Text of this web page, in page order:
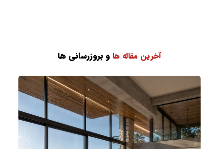
آخرین مقاله ها و بروزرسانی ها